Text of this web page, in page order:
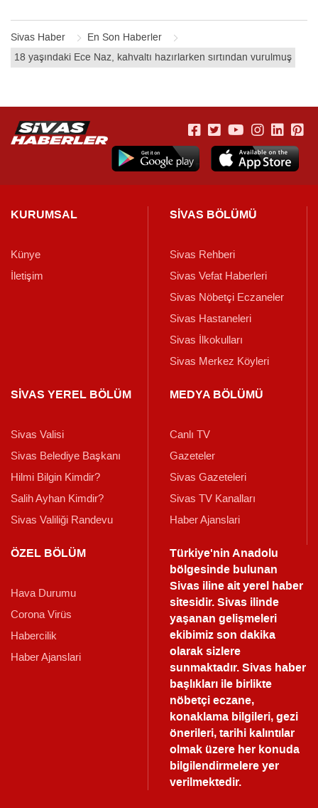
Sivas Haber
En Son Haberler
18 yaşındaki Ece Naz, kahvaltı hazırlarken sırtından vurulmuş
KURUMSAL
Künye
İletişim
SİVAS BÖLÜMÜ
Sivas Rehberi
Sivas Vefat Haberleri
Sivas Nöbetçi Eczaneler
Sivas Hastaneleri
Sivas İlkokulları
Sivas Merkez Köyleri
SİVAS YEREL BÖLÜM
Sivas Valisi
Sivas Belediye Başkanı
Hilmi Bilgin Kimdir?
Salih Ayhan Kimdir?
Sivas Valiliği Randevu
MEDYA BÖLÜMÜ
Canlı TV
Gazeteler
Sivas Gazeteleri
Sivas TV Kanalları
Haber Ajanslari
ÖZEL BÖLÜM
Hava Durumu
Corona Virüs
Habercilik
Haber Ajanslari
Türkiye'nin Anadolu
bölgesinde bulunan
Sivas iline ait yerel haber
sitesidir. Sivas ilinde
yaşanan gelişmeleri
ekibimiz son dakika
olarak sizlere
sunmaktadır.Sivas haber
başlıkları ile birlikte
nöbetçi eczane,
konaklama bilgileri, gezi
önerileri, tarihi kalıntılar
olmak üzere her konuda
bilgilendirmelere yer
verilmektedir.